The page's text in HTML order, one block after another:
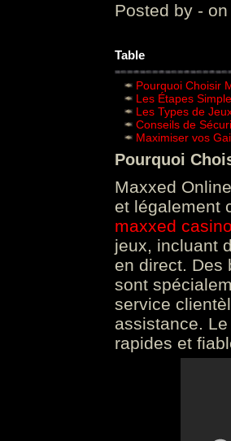
Posted by - on
Table
Pourquoi Choisir
Les Étapes
Les Types de
Conseils de
Maximiser vos
Pourquoi
Maxxed
et légalement
maxxed
jeux, incluant
en direct. Des
sont
service
assistance.
rapides et